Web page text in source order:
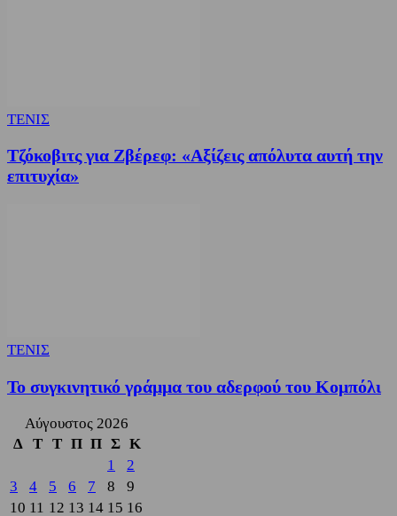
ΤΕΝΙΣ
Τζόκοβιτς για Ζβέρεφ: «Αξίζεις απόλυτα αυτή την
επιτυχία»
ΤΕΝΙΣ
Το συγκινητικό γράμμα του αδερφού του Κομπόλι
Αύγουστος 2026
Δ
Τ Τ Π Π Σ Κ
1
2
3
4 5 6 7 8
9
10 11 12 13 14 15 16